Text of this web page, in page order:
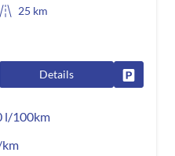
25 km
Details
l/100km
km